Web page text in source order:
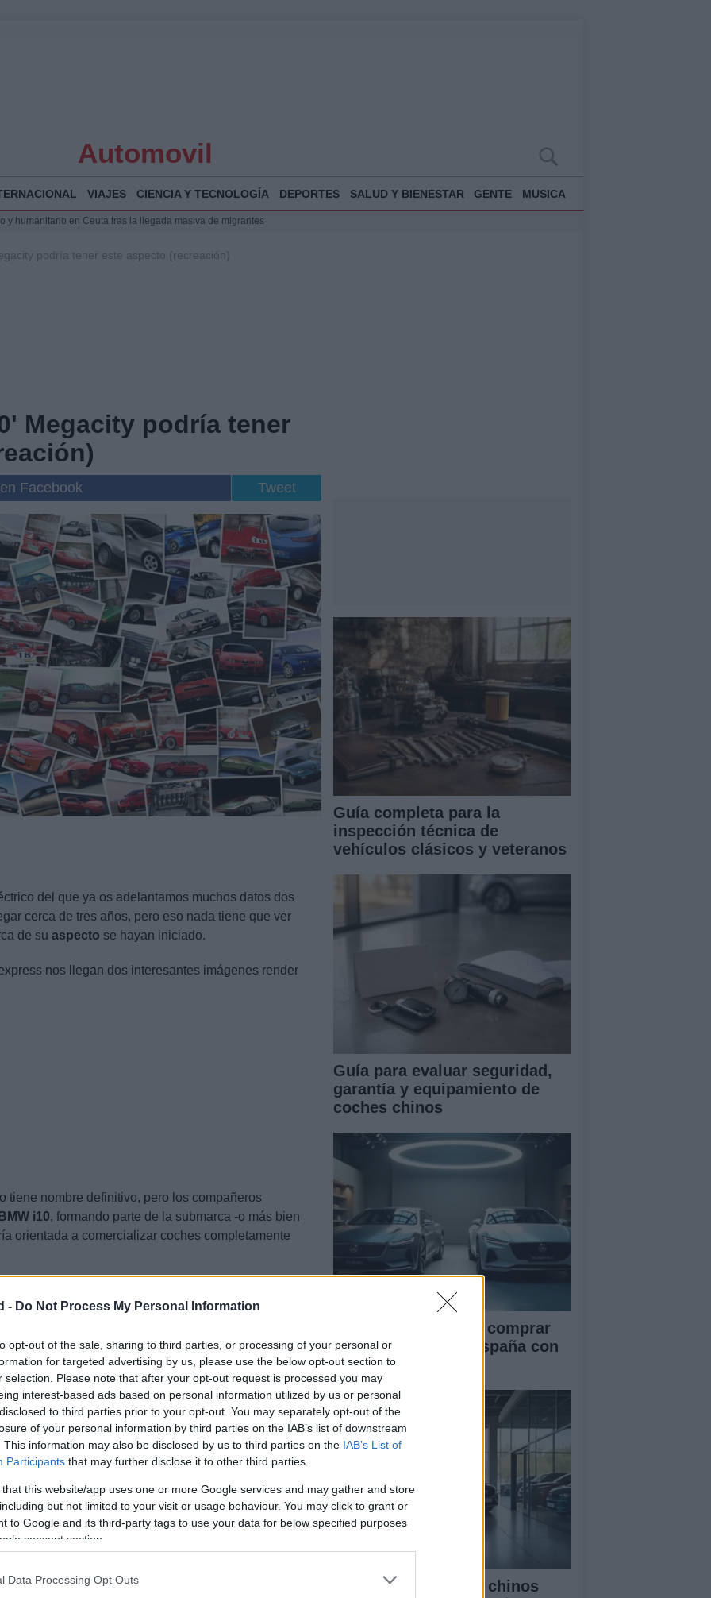
- Do Not Process My Personal Information
opt-out of the sale, sharing to third parties, or processing of your personal or
for targeted advertising by us, please use the below opt-out section to
selection. Please note that after your opt-out request is processed you may
interest-based ads based on personal information utilized by us or personal
to third parties prior to your opt-out. You may separately opt-out of the
of your personal information by third parties on the IAB’s list of downstream
This information may also be disclosed by us to third parties on the IAB’s List of
Participants that may further disclose it to other third parties.
that this website/app uses one or more Google services and may gather and store
but not limited to your visit or usage behaviour. You may click to grant or
to Google and its third-party tags to use your data for below specified purposes
consent section.
Data Processing Opt Outs
Automovil
VIAJES CIENCIA Y TECNOLOGÍA DEPORTES SALUD Y BIENESTAR GENTE MUSICA
y humanitario en Ceuta tras la llegada masiva de migrantes
pabellón de la Expo de Zaragoza en centro sanitario clave
podría tener este aspecto (recreación)
Megacity podría tener
Facebook Tweet
del que ya os adelantamos muchos datos dos
cerca de tres años, pero eso nada tiene que ver
de su aspecto se hayan iniciado.
nos llegan dos interesantes imágenes render
tiene nombre definitivo, pero los compañeros
BMW i10, formando parte de la submarca -o más bien
orientada a comercializar coches completamente
Guía completa para la
inspección técnica de
vehículos clásicos y veteranos
Guía para evaluar seguridad,
garantía y equipamiento de
coches chinos
Guía definitiva para comprar
coches chinos en España con
seguridad
Cómo los vehículos chinos